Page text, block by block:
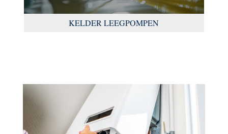
KELDER LEEGPOMPEN